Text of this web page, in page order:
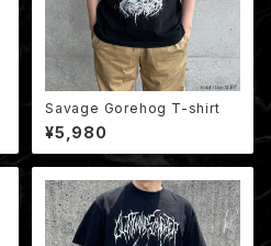
Savage Gorehog T-shirt
¥5,980